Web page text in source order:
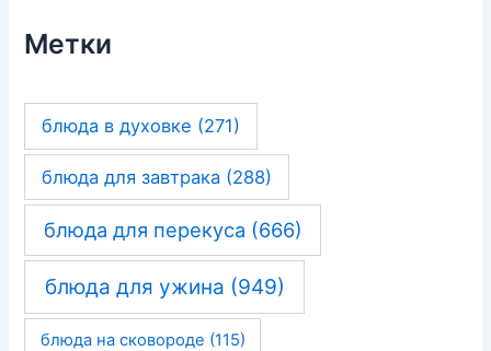
Метки
блюда в духовке (271)
блюда для завтрака (288)
блюда для перекуса (666)
блюда для ужина (949)
блюда на сковороде (115)